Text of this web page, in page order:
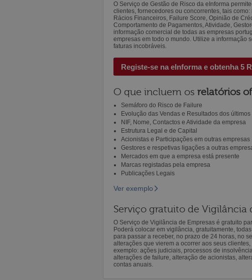
O Serviço de Gestão de Risco da eInforma
clientes, fornecedores ou concorrentes, tais
Rácios Financeiros, Failure Score, Opinião de
Comportamento de Pagamentos, Atividade,
informação comercial de todas as empresas
empresas em todo o mundo. Utilize a informação
faturas incobráveis.
Registe-se na eInforma e obtenha 5
O que incluem os relatórios
Semáforo do Risco de Failure
Evolução das Vendas e Resultados dos
NIF, Nome, Contactos e Atividade da empresa
Estrutura Legal e de Capital
Acionistas e Participações em outras empresas
Gestores e respetivas ligações a outras
Mercados em que a empresa está presente
Marcas registadas pela empresa
Publicações Legais
Ver exemplo
Serviço gratuito de Vigilância
O Serviço de Vigilância de Empresas é gratuito
Poderá colocar em vigilância, gratuitamente,
para passar a receber, no prazo de 24 horas, no
alterações que vierem a ocorrer aos seus
exemplo: ações judiciais, processos de
alterações de failure, alteração de acionistas,
contas anuais.